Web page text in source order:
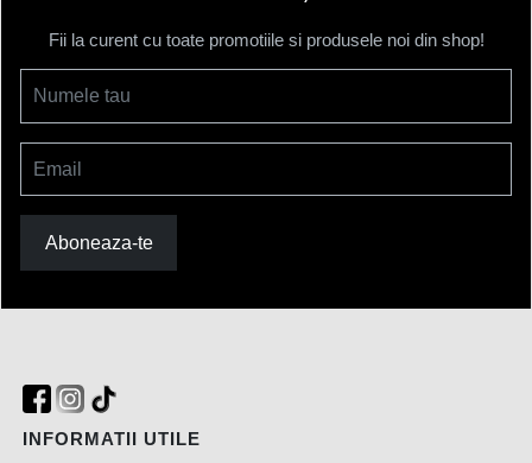
Fii la curent cu toate promotiile si produsele noi din shop!
Numele tau
Email
Aboneaza-te
INFORMATII UTILE